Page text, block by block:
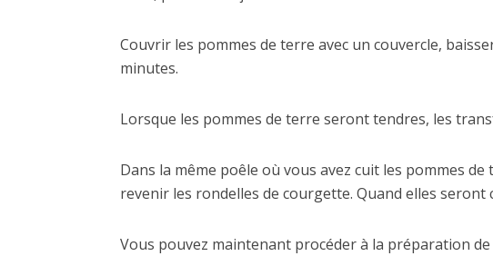
Couvrir les pommes de terre avec un couvercle,
minutes.
Lorsque les pommes de terre seront tendres, les
Dans la même poêle où vous avez cuit les pommes
revenir les rondelles de courgette. Quand elles
Vous pouvez maintenant procéder à la préparation de